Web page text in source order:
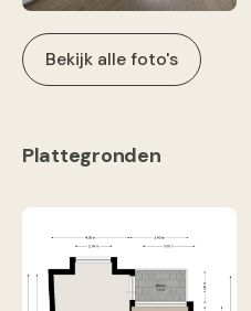
Bekijk alle foto's
Plattegronden